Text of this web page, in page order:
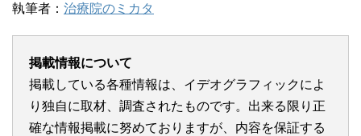
執筆者： 治療院のミカタ
掲載情報について
掲載している各種情報は、イデオグラフィックによ
り独自に取材、調査されたものです。出来る限り正
確な情報掲載に努めておりますが、内容を保証する